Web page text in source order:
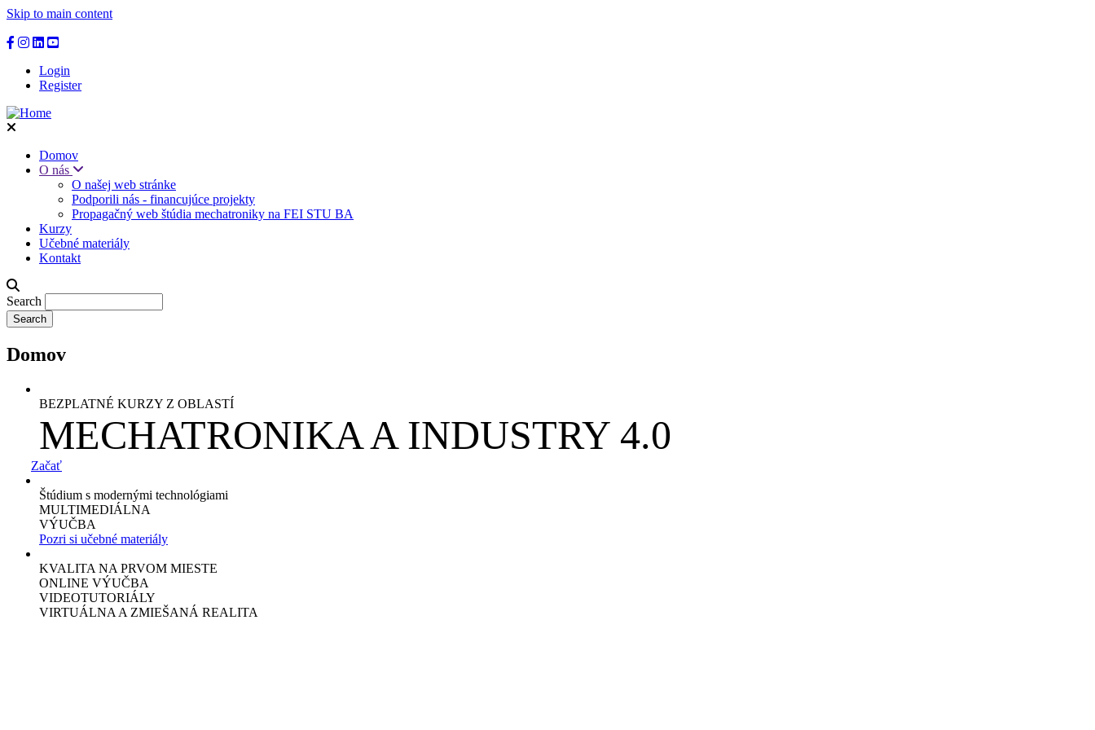
Skip to main content
Login
Register
Domov
O nás
O našej web stránke
Podporili nás - financujúce projekty
Propagačný web štúdia mechatroniky na FEI STU BA
Kurzy
Učebné materiály
Kontakt
Search
Domov
BEZPLATNÉ KURZY Z OBLASTÍ
MECHATRONIKA A INDUSTRY 4.0
Začať
Štúdium s modernými technológiami
MULTIMEDIÁLNA
VÝUČBA
Pozri si učebné materiály
KVALITA NA PRVOM MIESTE
ONLINE VÝUČBA
VIDEOTUTORIÁLY
VIRTUÁLNA A ZMIEŠANÁ REALITA